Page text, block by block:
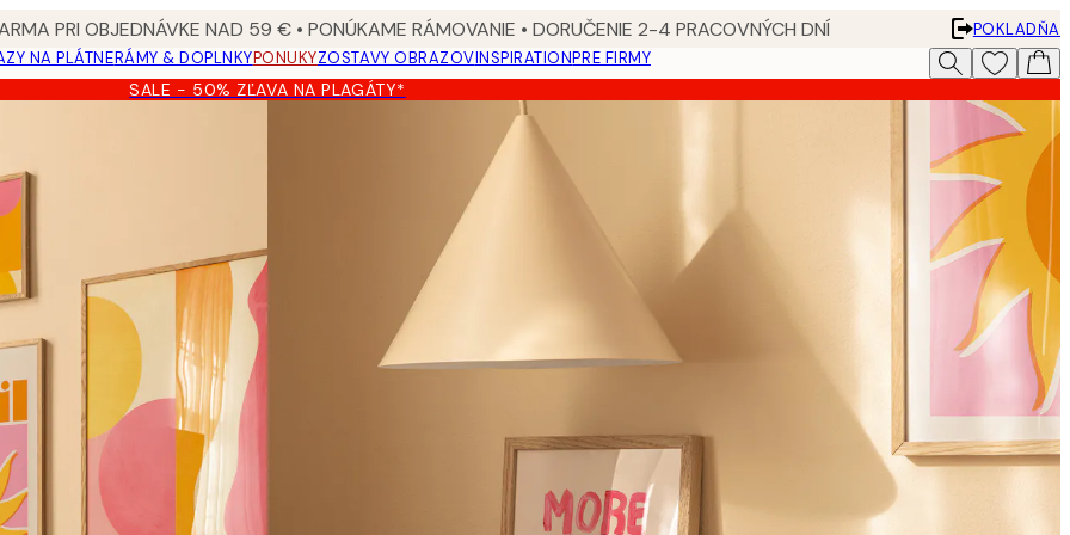
PRI OBJEDNÁVKE NAD 59 € • PONÚKAME RÁMOVANIE • DORUČENIE 2-4 PRACOVNÝCH DNÍ
POKLADŇA
NA PLÁTNERÁMY & DOPLNKYPONUKYZOSTAVY OBRAZOVINSPIRATIONPRE FIRMY
SALE - 50% ZĽAVA NA PLAGÁTY*